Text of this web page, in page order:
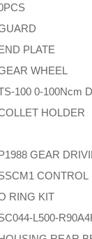
PLATE
WHEEL
100 0-100Ncm
HOLDER
GEAR
CONTROL
RING KIT
L500-